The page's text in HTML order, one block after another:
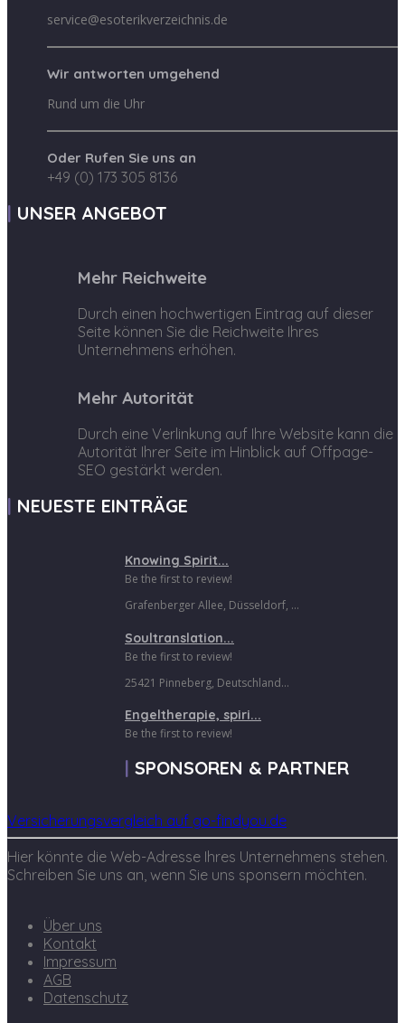
service@esoterikverzeichnis.de
Wir antworten umgehend
Rund um die Uhr
Oder Rufen Sie uns an
+49 (0) 173 305 8136
UNSER ANGEBOT
Mehr Reichweite
Durch einen hochwertigen Eintrag auf dieser
Seite können Sie die Reichweite Ihres
Unternehmens erhöhen.
Mehr Autorität
Durch eine Verlinkung auf Ihre Website kann die
Autorität Ihrer Seite im Hinblick auf Offpage-
SEO gestärkt werden.
NEUESTE EINTRÄGE
Knowing Spirit...
Be the first to review!
Grafenberger Allee, Düsseldorf, ...
Soultranslation...
Be the first to review!
25421 Pinneberg, Deutschland...
Engeltherapie, spiri...
Be the first to review!
SPONSOREN & PARTNER
Versicherungsvergleich auf go-findyou.de
Hier könnte die Web-Adresse Ihres Unternehmens stehen.
Schreiben Sie uns an, wenn Sie uns sponsern möchten.
Über uns
Kontakt
Impressum
AGB
Datenschutz